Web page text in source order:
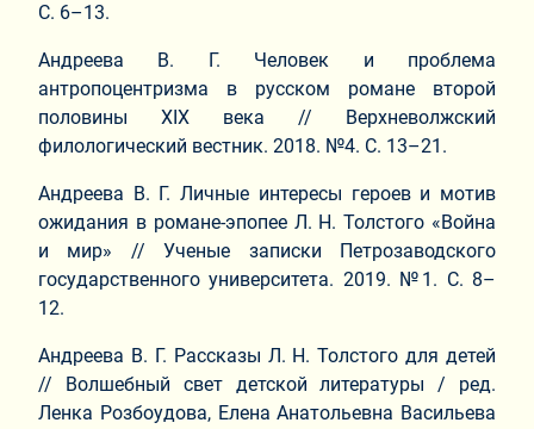
С. 6–13.
Андреева В. Г. Человек и проблема
антропоцентризма в русском романе второй
половины XIX века // Верхневолжский
филологический вестник. 2018. №4. С. 13–21.
Андреева В. Г. Личные интересы героев и мотив
ожидания в романе-эпопее Л. Н. Толстого «Война
и мир» // Ученые записки Петрозаводского
государственного университета. 2019. №1. С. 8–
12.
Андреева В. Г. Рассказы Л. Н. Толстого для детей
// Волшебный свет детской литературы / ред.
Ленка Розбоудова, Елена Анатольевна Васильева